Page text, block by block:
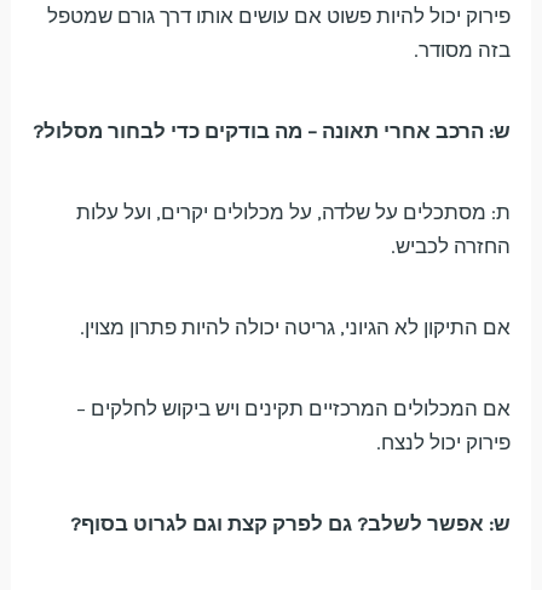
פירוק יכול להיות פשוט אם עושים אותו דרך גורם שמטפל
בזה מסודר.
ש: הרכב אחרי תאונה – מה בודקים כדי לבחור מסלול?
ת: מסתכלים על שלדה, על מכלולים יקרים, ועל עלות
החזרה לכביש.
אם התיקון לא הגיוני, גריטה יכולה להיות פתרון מצוין.
אם המכלולים המרכזיים תקינים ויש ביקוש לחלקים –
פירוק יכול לנצח.
ש: אפשר לשלב? גם לפרק קצת וגם לגרוט בסוף?